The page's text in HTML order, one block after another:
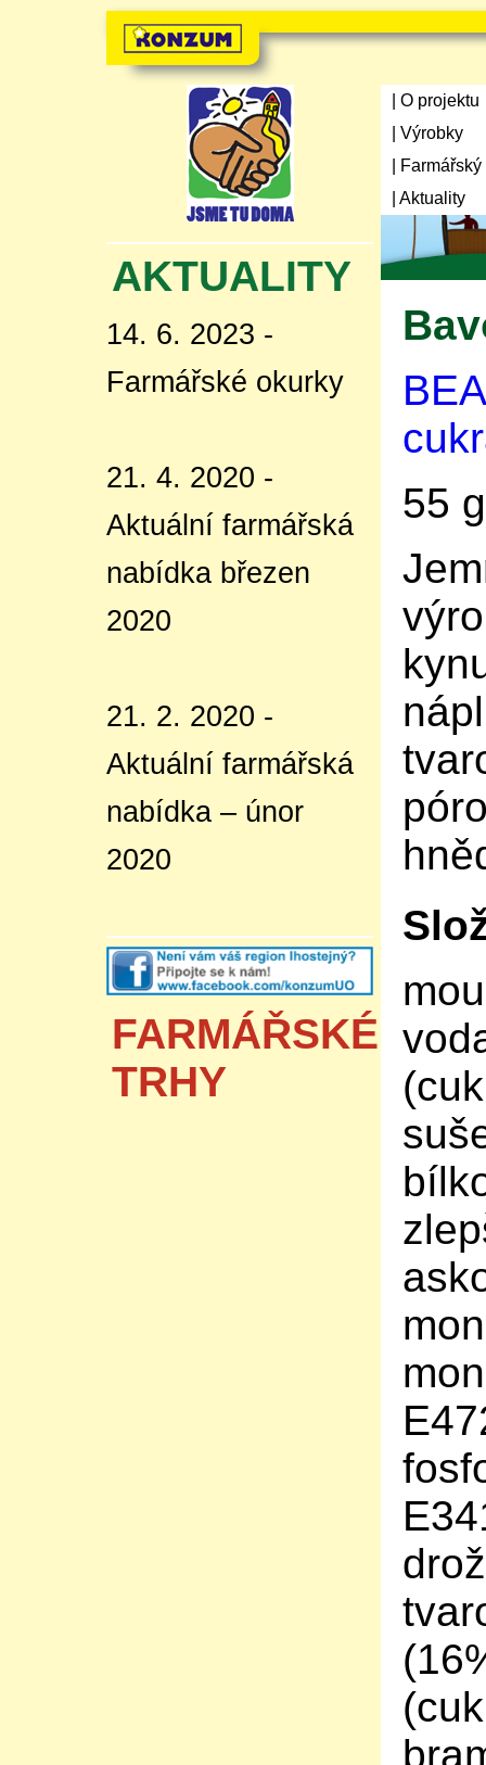
AKTUALITY
14. 6. 2023 -
Farmářské okurky
21. 4. 2020 -
Aktuální farmářská
nabídka březen
2020
21. 2. 2020 -
Aktuální farmářská
nabídka – únor
2020
FARMÁŘSKÉ
TRHY
| O projektu
| Výrobky
|
| Aktuality
55 g